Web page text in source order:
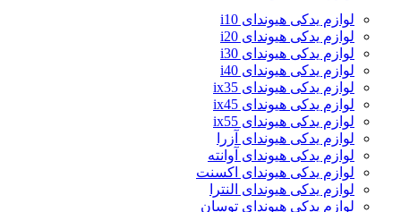
لوازم یدکی هیوندای i10
لوازم یدکی هیوندای i20
لوازم یدکی هیوندای i30
لوازم یدکی هیوندای i40
لوازم یدکی هیوندای ix35
لوازم یدکی هیوندای ix45
لوازم یدکی هیوندای ix55
لوازم یدکی هیوندای آزرا
لوازم یدکی هیوندای آوانته
لوازم یدکی هیوندای اکسنت
لوازم یدکی هیوندای النترا
لوازم یدکی هیوندای توسان